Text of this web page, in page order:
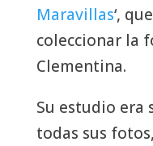
Maravillas‘,
coleccionar la
Clementina.
Su estudio era
todas sus